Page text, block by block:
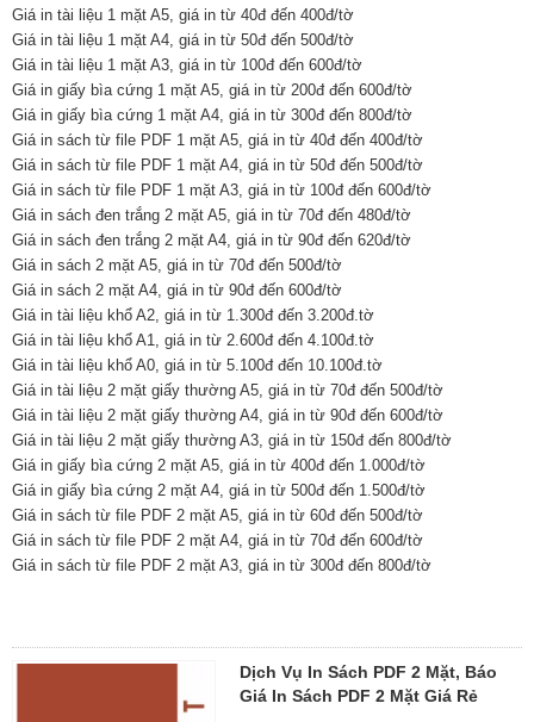
Giá in tài liệu 1 mặt A5, giá in từ 40đ đến 400đ/tờ
Giá in tài liệu 1 mặt A4, giá in từ 50đ đến 500đ/tờ
Giá in tài liệu 1 mặt A3, giá in từ 100đ đến 600đ/tờ
Giá in giấy bìa cứng 1 mặt A5, giá in từ 200đ đến 600đ/tờ
Giá in giấy bìa cứng 1 mặt A4, giá in từ 300đ đến 800đ/tờ
Giá in sách từ file PDF 1 mặt A5, giá in từ 40đ đến 400đ/tờ
Giá in sách từ file PDF 1 mặt A4, giá in từ 50đ đến 500đ/tờ
Giá in sách từ file PDF 1 mặt A3, giá in từ 100đ đến 600đ/tờ
Giá in sách đen trắng 2 mặt A5, giá in từ 70đ đến 480đ/tờ
Giá in sách đen trắng 2 mặt A4, giá in từ 90đ đến 620đ/tờ
Giá in sách 2 mặt A5, giá in từ 70đ đến 500đ/tờ
Giá in sách 2 mặt A4, giá in từ 90đ đến 600đ/tờ
Giá in tài liệu khổ A2, giá in từ 1.300đ đến 3.200đ.tờ
Giá in tài liệu khổ A1, giá in từ 2.600đ đến 4.100đ.tờ
Giá in tài liệu khổ A0, giá in từ 5.100đ đến 10.100đ.tờ
Giá in tài liệu 2 mặt giấy thường A5, giá in từ 70đ đến 500đ/tờ
Giá in tài liệu 2 mặt giấy thường A4, giá in từ 90đ đến 600đ/tờ
Giá in tài liệu 2 mặt giấy thường A3, giá in từ 150đ đến 800đ/tờ
Giá in giấy bìa cứng 2 mặt A5, giá in từ 400đ đến 1.000đ/tờ
Giá in giấy bìa cứng 2 mặt A4, giá in từ 500đ đến 1.500đ/tờ
Giá in sách từ file PDF 2 mặt A5, giá in từ 60đ đến 500đ/tờ
Giá in sách từ file PDF 2 mặt A4, giá in từ 70đ đến 600đ/tờ
Giá in sách từ file PDF 2 mặt A3, giá in từ 300đ đến 800đ/tờ
Dịch Vụ In Sách PDF 2 Mặt, Báo
Giá In Sách PDF 2 Mặt Giá Rẻ